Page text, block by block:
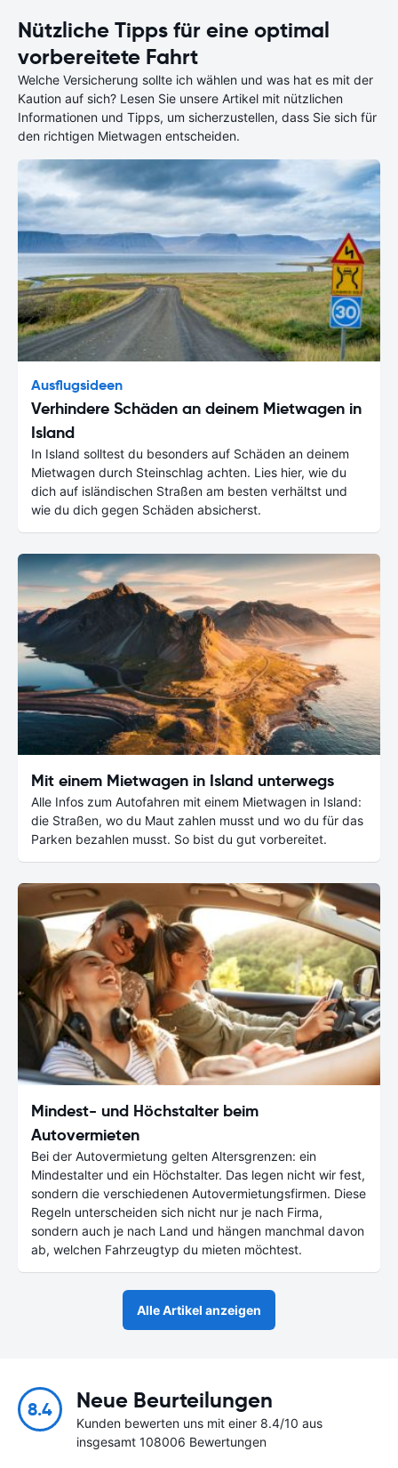
Nützliche Tipps für eine optimal
vorbereitete Fahrt
Welche Versicherung sollte ich wählen und was hat es mit der
Kaution auf sich? Lesen Sie unsere Artikel mit nützlichen
Informationen und Tipps, um sicherzustellen, dass Sie sich für
den richtigen Mietwagen entscheiden.
Ausflugsideen
Verhindere Schäden an deinem Mietwagen in
Island
In Island solltest du besonders auf Schäden an deinem
Mietwagen durch Steinschlag achten. Lies hier, wie du
dich auf isländischen Straßen am besten verhältst und
wie du dich gegen Schäden absicherst.
Mit einem Mietwagen in Island unterwegs
Alle Infos zum Autofahren mit einem Mietwagen in Island:
die Straßen, wo du Maut zahlen musst und wo du für das
Parken bezahlen musst. So bist du gut vorbereitet.
Mindest- und Höchstalter beim
Autovermieten
Bei der Autovermietung gelten Altersgrenzen: ein
Mindestalter und ein Höchstalter. Das legen nicht wir fest,
sondern die verschiedenen Autovermietungsfirmen. Diese
Regeln unterscheiden sich nicht nur je nach Firma,
sondern auch je nach Land und hängen manchmal davon
ab, welchen Fahrzeugtyp du mieten möchtest.
Alle Artikel anzeigen
8.4 Neue Beurteilungen
Kunden bewerten uns mit einer 8.4/10 aus
insgesamt 108006 Bewertungen